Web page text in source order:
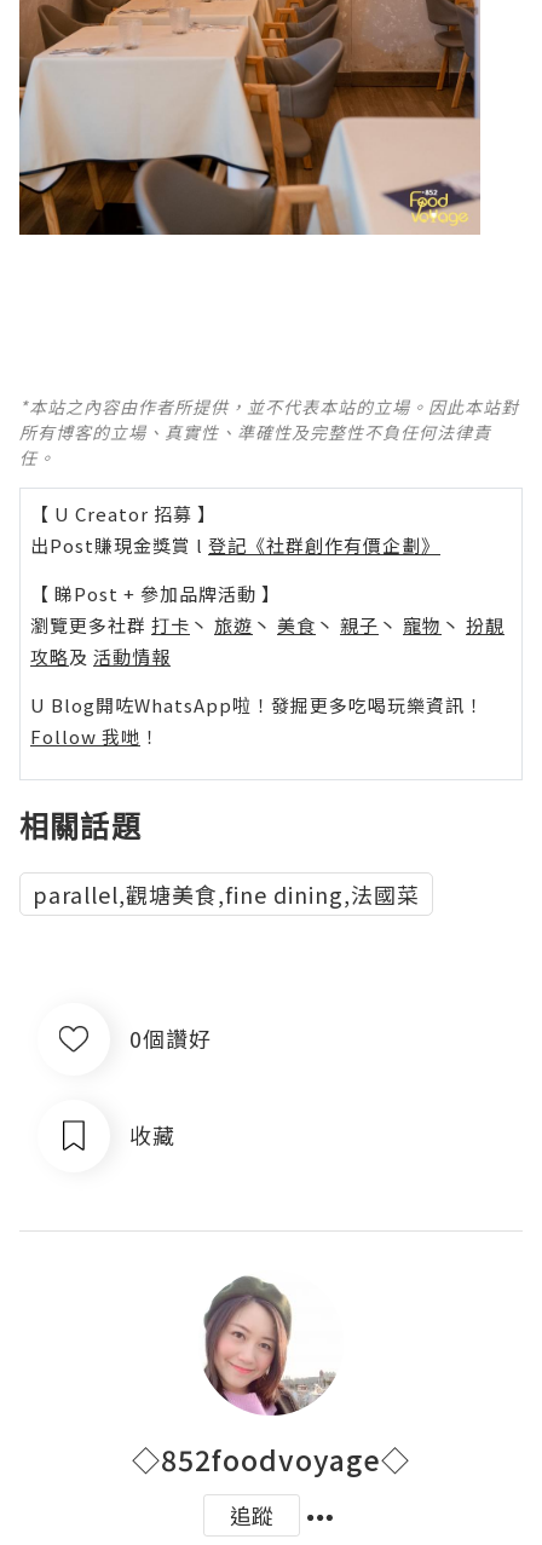
*本站之內容由作者所提供，並不代表本站的立場。因此本站對
所有博客的立場、真實性、準確性及完整性不負任何法律責
任。
【 U Creator 招募 】
出Post賺現金獎賞 l 登記《社群創作有價企劃》
【 睇Post + 參加品牌活動 】
瀏覽更多社群 打卡 丶 旅遊 丶 美食 丶 親子 丶 寵物 丶 扮靚
攻略及 活動情報
U Blog開咗WhatsApp啦！發掘更多吃喝玩樂資訊！
Follow 我哋 ！
相關話題
parallel,觀塘美食,fine dining,法國菜
0個讚好
收藏
◇852foodvoyage◇
追蹤